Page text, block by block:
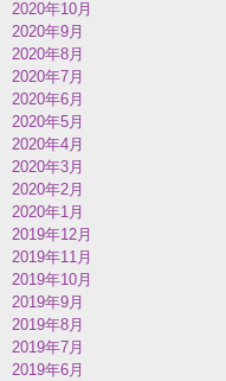
2020年10月
2020年9月
2020年8月
2020年7月
2020年6月
2020年5月
2020年4月
2020年3月
2020年2月
2020年1月
2019年12月
2019年11月
2019年10月
2019年9月
2019年8月
2019年7月
2019年6月